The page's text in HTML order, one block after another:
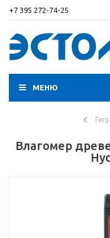
+7 395 272-74-25
МЕНЮ
Влагомер